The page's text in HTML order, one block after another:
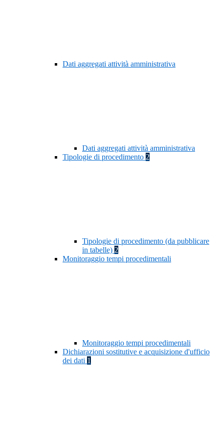
Dati aggregati attività amministrativa
Dati aggregati attività amministrativa
Tipologie di procedimento 2
Tipologie di procedimento (da pubblicare
in tabelle) 2
Monitoraggio tempi procedimentali
Monitoraggio tempi procedimentali
Dichiarazioni sostitutive e acquisizione d'ufficio
dei dati 1